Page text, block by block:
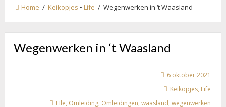
Home / Keikopjes • Life / Wegenwerken in ‘t Waasland
Wegenwerken in ‘t Waasland
6 oktober 2021
Keikopjes, Life
FIle, Omleiding, Omleidingen,waasland,wegenwerken